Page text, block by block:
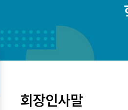
리더스포럼
겨울워크숍
회장인사말